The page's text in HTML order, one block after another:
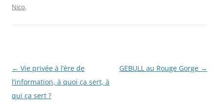
Nico.
Navigation
des
articles
← Vie privée à l’ère de
l’information, à quoi ça sert, à
qui ça sert ?
GEBULL au Rouge Gorge →